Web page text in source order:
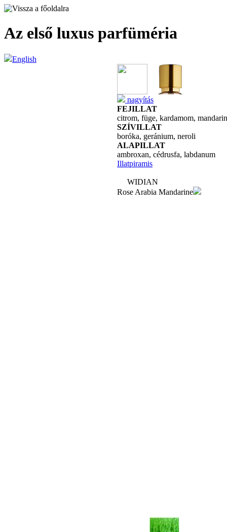
Az első luxus parfüméria
English
nagyítás
FEJILLAT
citrom, füge, kardamom,
SZÍVILLAT
boróka, geránium, neroli
ALAPILLAT
ambroxan, cédrusfa, labdanum
Illatpiramis
WIDIAN
Rose Arabia Mandarine